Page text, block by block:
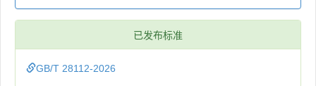
已发布标准
GB/T 28112-2026